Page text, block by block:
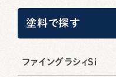
塗料で探す
ファイングラシィSi